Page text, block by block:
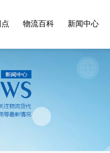
物流百科 新闻中心